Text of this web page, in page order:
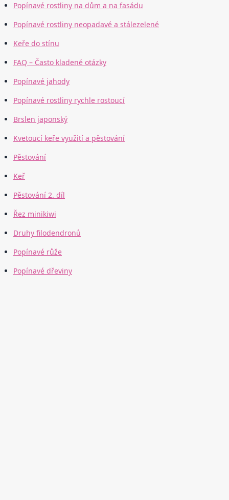
Popínavé rostliny na dům a na fasádu
Popínavé rostliny neopadavé a stálezelené
Keře do stínu
FAQ – Často kladené otázky
Popínavé jahody
Popínavé rostliny rychle rostoucí
Brslen japonský
Kvetoucí keře využití a pěstování
Pěstování
Keř
Pěstování 2. díl
Řez minikiwi
Druhy filodendronů
Popínavé růže
Popínavé dřeviny